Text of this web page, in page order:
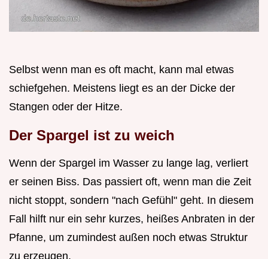
Selbst wenn man es oft macht, kann mal etwas
schiefgehen. Meistens liegt es an der Dicke der
Stangen oder der Hitze.
Der Spargel ist zu weich
Wenn der Spargel im Wasser zu lange lag, verliert
er seinen Biss. Das passiert oft, wenn man die Zeit
nicht stoppt, sondern "nach Gefühl" geht. In diesem
Fall hilft nur ein sehr kurzes, heißes Anbraten in der
Pfanne, um zumindest außen noch etwas Struktur
zu erzeugen.